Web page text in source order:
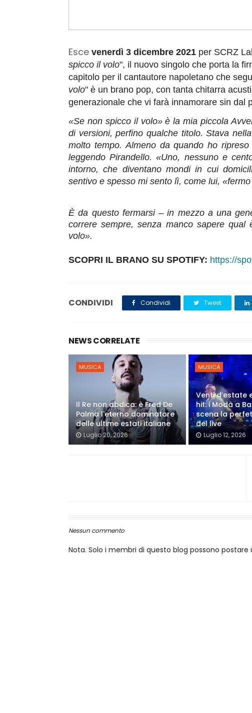
Esce venerdì 3 dicembre 2021 per SCRZ
spicco il volo", il nuovo singolo che porta la
capitolo per il cantautore napoletano che
volo" è un brano pop, con tanta chitarra
generazionale che vi farà innamorare sin dal
«Se non spicco il volo» è la mia piccola
di versioni, perfino qualche titolo. Stava
molto tempo. Almeno da quando ho
leggendo Pirandello. «Uno, nessuno e
intorno, che diventano mondi in cui
sentivo e spesso mi sento lì, come lui,
È da questo fermarsi – in mezzo a una
correre sempre, senza manco sapere
volo».
SCOPRI IL BRANO SU SPOTIFY: https://
CONDIVIDI Condividi Tweet
NEWS CORRELATE
MUSICA
Il Re non abdica: è Fred De
Palma l'eterno dominatore
delle ultime estati italiane
Luglio 20, 2026
MUSICA
Venti d’estate
hit: i Modà a
scena la
del live
Luglio 12, 2026
Nessun commento
Nota. Solo i membri di questo blog possono